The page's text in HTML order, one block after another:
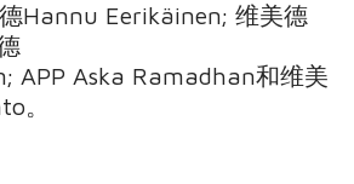
Hannu Eerikäinen; 维美德
APP Aska Ramadhan和维美
。